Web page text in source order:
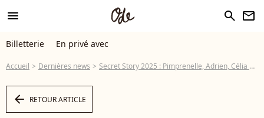
menu search newsletter
Billetterie En privé avec
Accueil Dernières news Secret Story 2025 : Pimprenelle, Adrien, Célia et Aïmed… qui a quitté l'émission cette fois ?
arrow_left RETOUR ARTICLE